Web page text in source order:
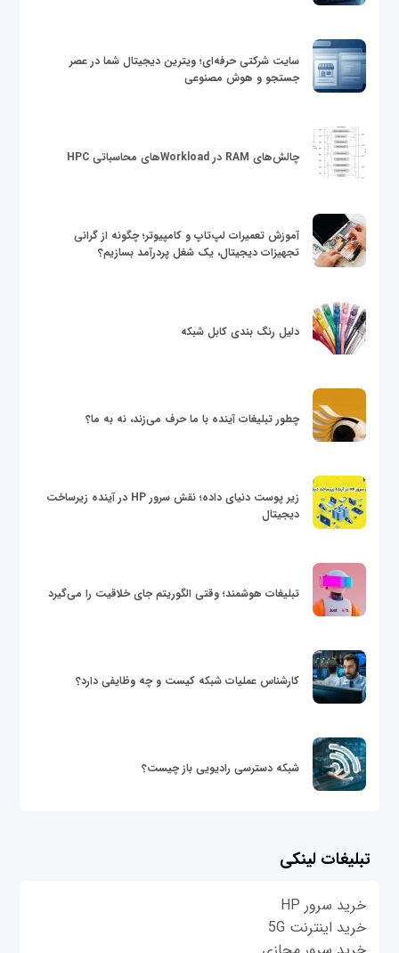
سایت شرکتی حرفه‌ای؛ ویترین دیجیتال شما در عصر
جستجو و هوش مصنوعی
چالش‌های RAM در Workloadهای محاسباتی HPC
آموزش تعمیرات لپ‌تاپ و کامپیوتر؛ چگونه از گرانی
تجهیزات دیجیتال، یک شغل پردرآمد بسازیم؟
دلیل رنگ بندی کابل شبکه
چطور تبلیغات آینده با ما حرف می‌زند، نه به ما؟
زیر پوست دنیای داده؛ نقش سرور HP در آینده زیرساخت
دیجیتال
تبلیغات هوشمند؛ وقتی الگوریتم جای خلاقیت را می‌گیرد
کارشناس عملیات شبکه کیست و چه وظایفی دارد؟
شبکه دسترسی رادیویی باز چیست؟
تبلیغات لینکی
خرید سرور HP
خرید اینترنت 5G